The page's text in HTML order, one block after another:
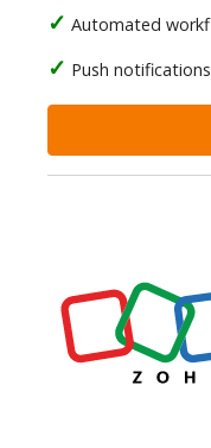
Automated
Push notifications